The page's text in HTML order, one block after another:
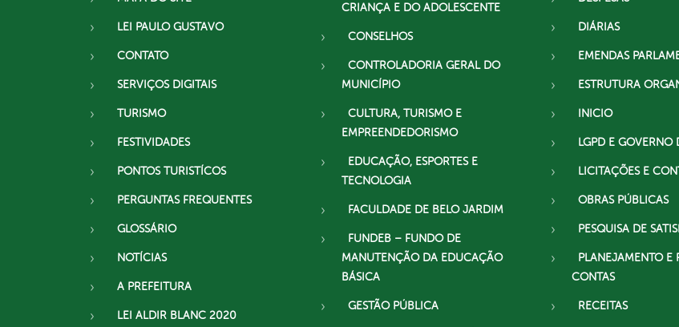
LEI PAULO GUSTAVO
CONTATO
SERVIÇOS DIGITAIS
TURISMO
FESTIVIDADES
PONTOS TURISTÍCOS
PERGUNTAS FREQUENTES
GLOSSÁRIO
NOTÍCIAS
A PREFEITURA
LEI ALDIR BLANC 2020
CRIANÇA E DO ADOLESCENTE
CONSELHOS
CONTROLADORIA GERAL DO
MUNICÍPIO
CULTURA, TURISMO E
EMPREENDEDORISMO
EDUCAÇÃO, ESPORTES E
TECNOLOGIA
FACULDADE DE BELO JARDIM
FUNDEB – FUNDO DE
MANUTENÇÃO DA EDUCAÇÃO
BÁSICA
GESTÃO PÚBLICA
DIÁRIAS
EMENDAS
ESTRUTURA
INICIO
LGPD E GOVERNO
LICITAÇÕES E
OBRAS PÚBLICAS
PESQUISA DE
PLANEJAMENTO E
CONTAS
RECEITAS